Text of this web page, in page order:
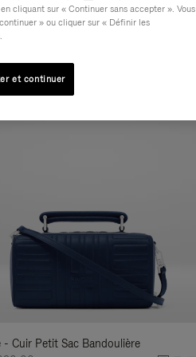
VOLUME
- Cuir Petit Sac Bandoulière
cliquant sur « Continuer sans accepter ». Vous
» ou cliquer sur « Définir les
et continuer